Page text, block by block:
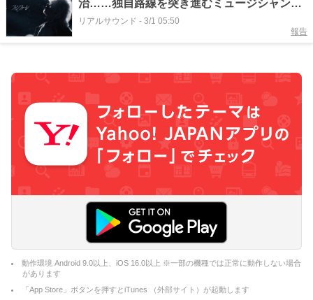
治……独自路線を突き進むミュージシャンた
ちの飽くなき挑戦
リアルサウンド - 3/1 05:50
報告
動作環境 Android 9.0以上、iOS 16.0以上 ※一部の機種では正常に動作しない場合
があります
「App Store」ボタンを押すとiTunes （外部サイト）が起動します